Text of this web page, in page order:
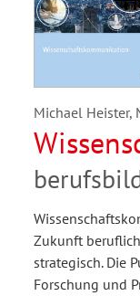
Michael Heister,
Zukunft
strategisch. Die
Forschung und